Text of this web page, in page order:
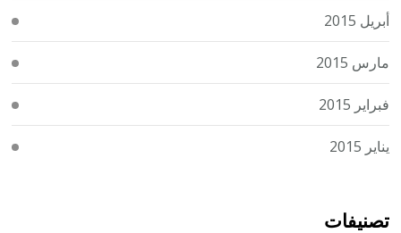
أبريل 2015
مارس 2015
فبراير 2015
يناير 2015
تصنيفات